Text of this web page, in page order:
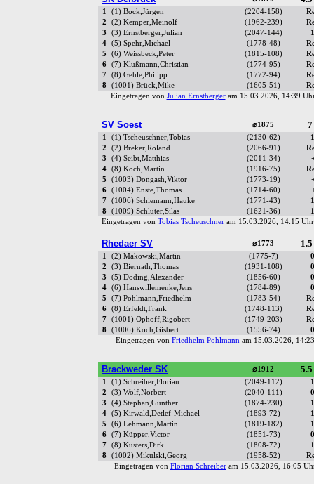
1 (1) Bock,Jürgen (2204-158)
2
(2) Kemper,Meinolf (1962-239)
3
(3) Ernstberger,Julian (2047-144)
4
(5) Spehr,Michael (1778-48)
5
(6) Weissbeck,Peter (1815-108)
6
(7) Klußmann,Christian (1774-95)
7
(8) Gehle,Philipp (1772-94)
8
(1001) Brück,Mike (1605-51)
Eingetragen von Julian Ernstbergeram 15.03.2026, 14:39
SV Soest ⌀1875
1 (1) Tscheuschner,Tobias (2130-62)
2
(2) Breker,Roland (2066-91)
3
(4) Seibt,Matthias (2011-34)
4
(8) Koch,Martin (1916-75)
5
(1003) Dongash,Viktor (1773-19)
6
(1004) Enste,Thomas (1714-60)
7
(1006) Schiemann,Hauke (1771-43)
8
(1009) Schlüter,Silas (1621-36)
Eingetragen von Tobias Tscheuschner am 15.03.2026, 14:15
Rhedaer SV ⌀1773
1 (2) Makowski,Martin (1775-7)
2
(3) Biernath,Thomas (1931-108)
3
(5) Döding,Alexander (1856-60)
4
(6) Hanswillemenke,Jens (1784-89)
5
(7) Pohlmann,Friedhelm (1783-54)
6
(8) Erfeldt,Frank (1748-113)
7
(1001) Ophoff,Rigobert (1749-203)
8
(1006) Koch,Gisbert (1556-74)
Eingetragen von Friedhelm Pohlmann am 15.03.2026,
Brackweder SK ⌀1912
1 (1) Schreiber,Florian (2049-112)
2
(3) Wolf,Norbert (2040-111)
3
(4) Stephan,Gunther (1874-230)
4
(5) Kirwald,Detlef-Michael (1893-72)
5
(6) Lehmann,Martin (1819-182)
6
(7) Küpper,Victor (1851-73)
7
(8) Küsters,Dirk (1808-72)
8
(1002) Mikulski,Georg (1958-52)
Eingetragen von Florian Schreiberam 15.03.2026, 16:05